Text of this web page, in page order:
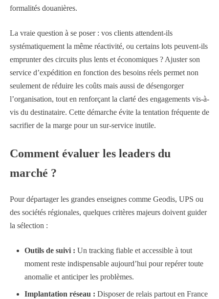
formalités douanières.
La vraie question à se poser : vos clients attendent-ils
systématiquement la même réactivité, ou certains lots peuvent-ils
emprunter des circuits plus lents et économiques ? Ajuster son
service d’expédition en fonction des besoins réels permet non
seulement de réduire les coûts mais aussi de désengorger
l’organisation, tout en renforçant la clarté des engagements vis-à-
vis du destinataire. Cette démarche évite la tentation fréquente de
sacrifier de la marge pour un sur-service inutile.
Comment évaluer les leaders du
marché ?
Pour départager les grandes enseignes comme Geodis, UPS ou
des sociétés régionales, quelques critères majeurs doivent guider
la sélection :
Outils de suivi : Un tracking fiable et accessible à tout
moment reste indispensable aujourd’hui pour repérer toute
anomalie et anticiper les problèmes.
Implantation réseau : Disposer de relais partout en France